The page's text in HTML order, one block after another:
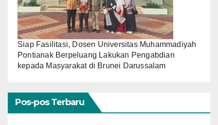
Siap Fasilitasi, Dosen Universitas Muhammadiyah
Pontianak Berpeluang Lakukan Pengabdian
kepada Masyarakat di Brunei Darussalam
Pos-pos Terbaru